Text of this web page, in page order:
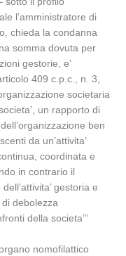
l’amministratore di
chieda la condanna
somma dovuta per
gestorie, e’
409 c.p.c., n. 3,
societaria
un rapporto di
ben
da un’attivita’
coordinata e
in contrario il
gestoria e
debolezza
della societa’”
nomofilattico